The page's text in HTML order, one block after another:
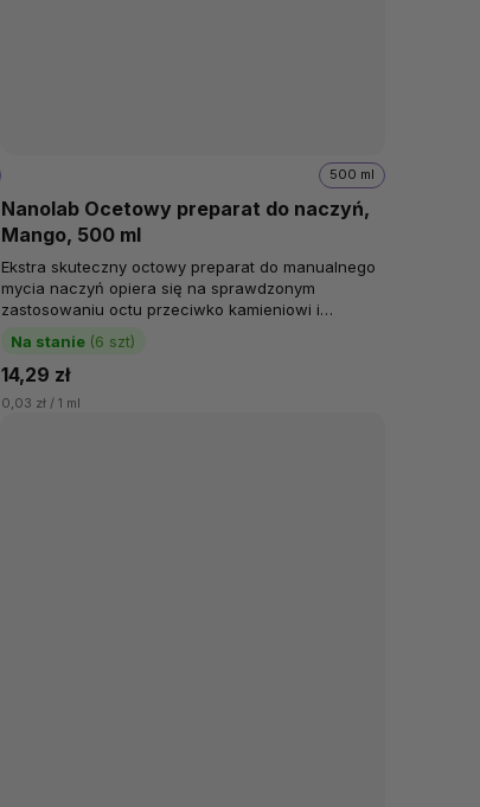
Nanolab Ocetowy preparat do naczyń,
Mango, 500 ml
Na stanie (6 szt)
500 ml
14,29 zł
0,03 zł / 1 ml
Ekstra skuteczny octowy preparat do manualnego
mycia naczyń opiera się na sprawdzonym
zastosowaniu octu przeciwko kamieniowi i
zabrudzeniom. Doskonale działa podczas...